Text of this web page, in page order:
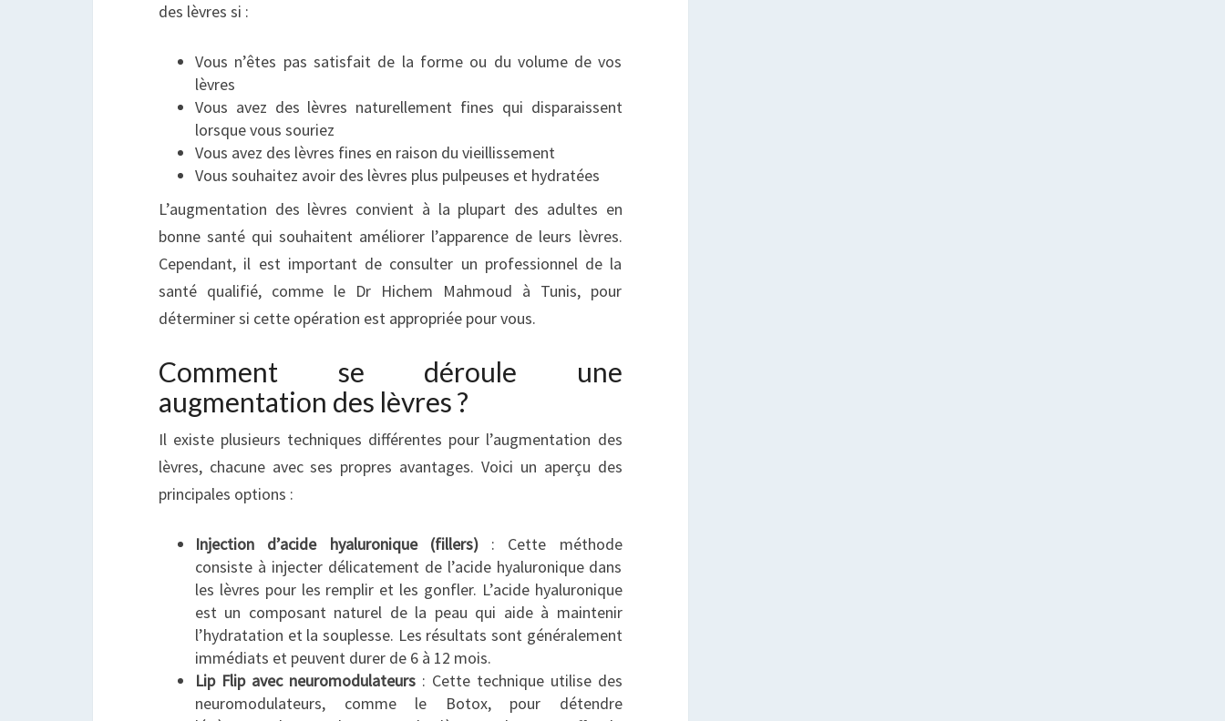
des lèvres si :
Vous n’êtes pas satisfait de la forme ou du volume de vos
lèvres
Vous avez des lèvres naturellement fines qui disparaissent
lorsque vous souriez
Vous avez des lèvres fines en raison du vieillissement
Vous souhaitez avoir des lèvres plus pulpeuses et hydratées
L’augmentation des lèvres convient à la plupart des adultes en
bonne santé qui souhaitent améliorer l’apparence de leurs lèvres.
Cependant, il est important de consulter un professionnel de la
santé qualifié, comme le Dr Hichem Mahmoud à Tunis, pour
déterminer si cette opération est appropriée pour vous.
Comment se déroule une
augmentation des lèvres ?
Il existe plusieurs techniques différentes pour l’augmentation des
lèvres, chacune avec ses propres avantages. Voici un aperçu des
principales options :
Injection d’acide hyaluronique (fillers): Cette méthode
consiste à injecter délicatement de l’acide hyaluronique dans
les lèvres pour les remplir et les gonfler. L’acide hyaluronique
est un composant naturel de la peau qui aide à maintenir
l’hydratation et la souplesse. Les résultats sont généralement
immédiats et peuvent durer de 6 à 12 mois.
Lip Flip avec neuromodulateurs: Cette technique utilise des
neuromodulateurs, comme le Botox, pour détendre